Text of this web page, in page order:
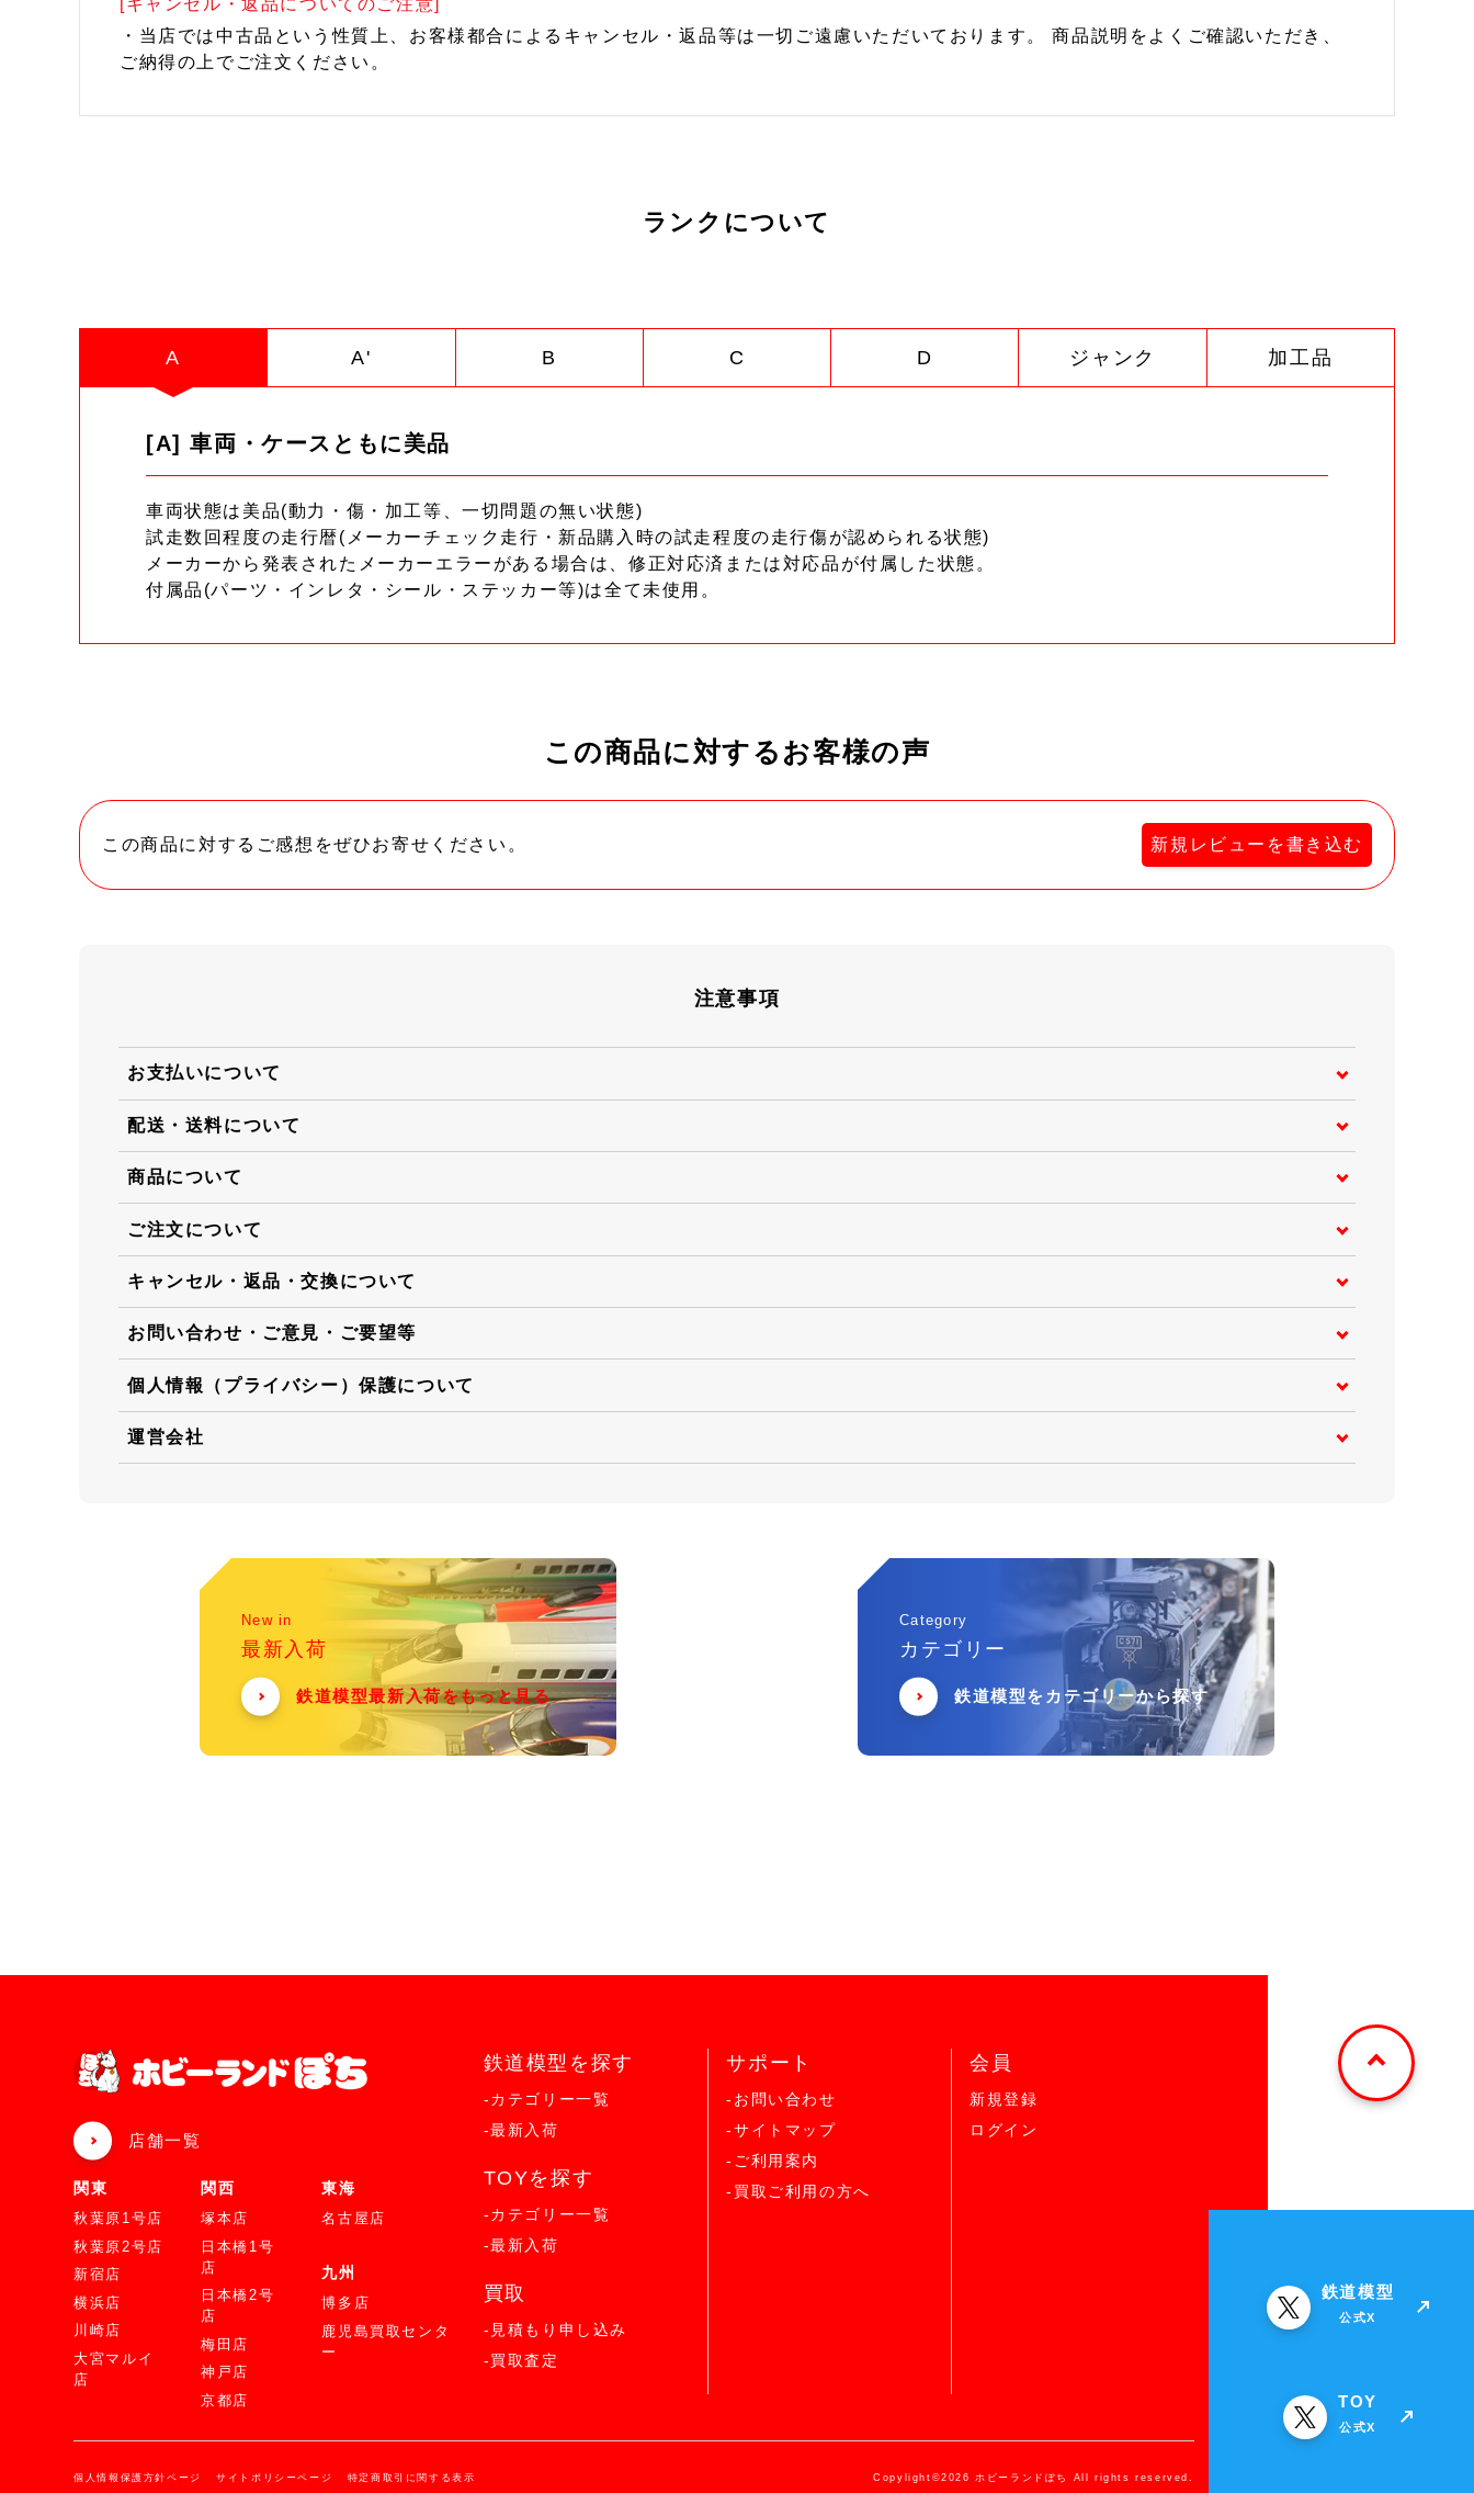
[キャンセル・返品についてのご注意]
・当店では中古品という性質上、お客様都合によるキャンセル・返品等は一切ご遠慮いただいております。 商品説明をよくご確認いただき、
ご納得の上でご注文ください。
ランクについて
A A' B C D ジャンク 加工品
[A] 車両・ケースともに美品
車両状態は美品(動力・傷・加工等、一切問題の無い状態)
試走数回程度の走行暦(メーカーチェック走行・新品購入時の試走程度の走行傷が認められる状態)
メーカーから発表されたメーカーエラーがある場合は、修正対応済または対応品が付属した状態。
付属品(パーツ・インレタ・シール・ステッカー等)は全て未使用。
この商品に対するお客様の声
この商品に対するご感想をぜひお寄せください。 新規レビューを書き込む
注意事項
お支払いについて
配送・送料について
商品について
ご注文について
キャンセル・返品・交換について
お問い合わせ・ご意見・ご要望等
個人情報（プライバシー）保護について
運営会社
New in
最新入荷
鉄道模型最新入荷をもっと見る
Category
カテゴリー
鉄道模型をカテゴリーから探す
店舗一覧
関東
秋葉原1号店
秋葉原2号店
新宿店
横浜店
川崎店
大宮マルイ
店
関西
塚本店
日本橋1号
店
日本橋2号
店
梅田店
神戸店
京都店
東海
名古屋店
九州
博多店
鹿児島買取センタ
ー
鉄道模型を探す
-カテゴリー一覧
-最新入荷
TOYを探す
-カテゴリー一覧
-最新入荷
買取
-見積もり申し込み
-買取査定
サポート
-お問い合わせ
-サイトマップ
-ご利用案内
-買取ご利用の方へ
会員
新規登録
ログイン
個人情報保護方針ページ サイトポリシーページ 特定商取引に関する表示 Copylight©2026 ホビーランドぽち All rights reserved.
鉄道模型
公式X
TOY
公式X